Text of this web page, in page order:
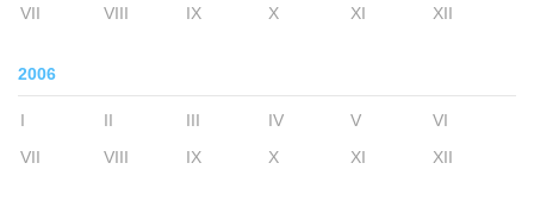
VII
VIII IX X XI XII
2006
I II III IV V
VI
VII
VIII IX X XI XII